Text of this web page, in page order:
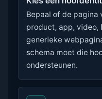
Bepaal of de pagina
product, app, video,
generieke
schema moet die
ondersteunen.